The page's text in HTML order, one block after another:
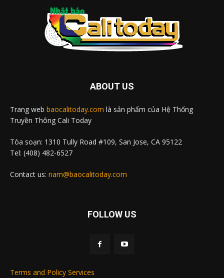
ABOUT US
Trang web baocalitoday.com là sản phẩm của Hệ Thống
Truyền Thông Cali Today
Tòa soạn: 1310 Tully Road #109, San Jose, CA 95122
Tel: (408) 482-6527
Contact us: nam@baocalitoday.com
FOLLOW US
Terms and Policy Services